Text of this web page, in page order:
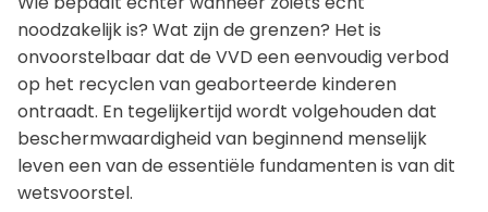
noodzakelijk is? Wat zijn de grenzen? Het is
onvoorstelbaar dat de VVD een eenvoudig verbod
op het recyclen van geaborteerde kinderen
ontraadt. En tegelijkertijd wordt volgehouden dat
beschermwaardigheid van beginnend menselijk
leven een van de essentiële fundamenten is van dit
wetsvoorstel.